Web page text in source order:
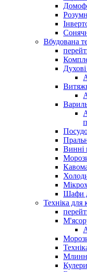
Вбудована
Винні
Шафи
Техніка для